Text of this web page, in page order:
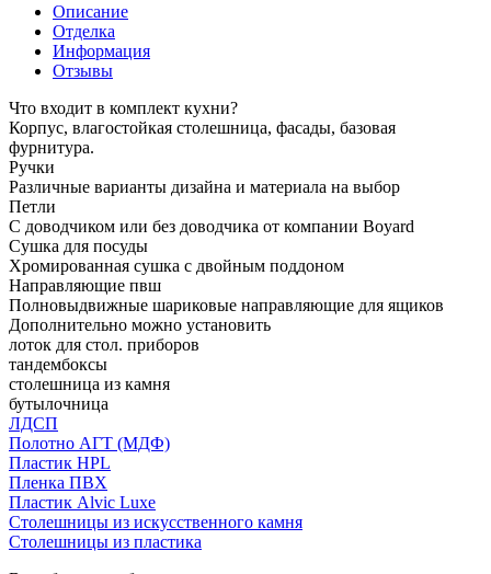
Описание
Отделка
Информация
Отзывы
Что входит в комплект кухни?
Корпус, влагостойкая столешница, фасады, базовая
фурнитура.
Ручки
Различные варианты дизайна и материала на выбор
Петли
С доводчиком или без доводчика от компании Boyard
Сушка для посуды
Хромированная сушка с двойным поддоном
Направляющие пвш
Полновыдвижные шариковые направляющие для ящиков
Дополнительно можно установить
лоток для стол. приборов
тандембоксы
столешница из камня
бутылочница
ЛДСП
Полотно АГТ (МДФ)
Пластик HPL
Пленка ПВХ
Пластик Alvic Luxe
Столешницы из искусственного камня
Столешницы из пластика